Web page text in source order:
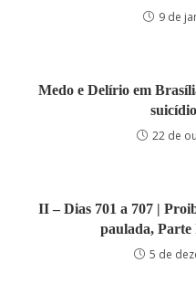
9 de
Medo e Delírio em
22 de
II – Dias 701 a 707 |
paulada, Parte
5 de